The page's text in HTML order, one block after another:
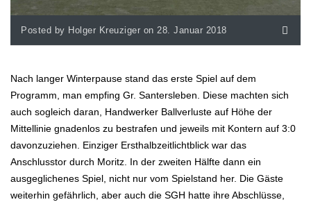
Posted by Holger Kreuziger on 28. Januar 2018
Nach langer Winterpause stand das erste Spiel auf dem
Programm, man empfing Gr. Santersleben. Diese machten sich
auch sogleich daran, Handwerker Ballverluste auf Höhe der
Mittellinie gnadenlos zu bestrafen und jeweils mit Kontern auf 3:0
davonzuziehen. Einziger Ersthalbzeitlichtblick war das
Anschlusstor durch Moritz. In der zweiten Hälfte dann ein
ausgeglichenes Spiel, nicht nur vom Spielstand her. Die Gäste
weiterhin gefährlich, aber auch die SGH hatte ihre Abschlüsse,